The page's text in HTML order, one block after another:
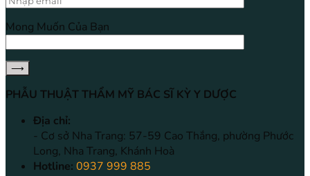
Mong Muốn Của Bạn
PHẪU THUẬT THẨM MỸ BÁC SĨ KỲ Y DƯỢC
Địa chỉ:
- Cơ sở Nha Trang: 57-59 Cao Thắng, phường Phước
Long, Nha Trang, Khánh Hoà
Hotline: 0937 999 885